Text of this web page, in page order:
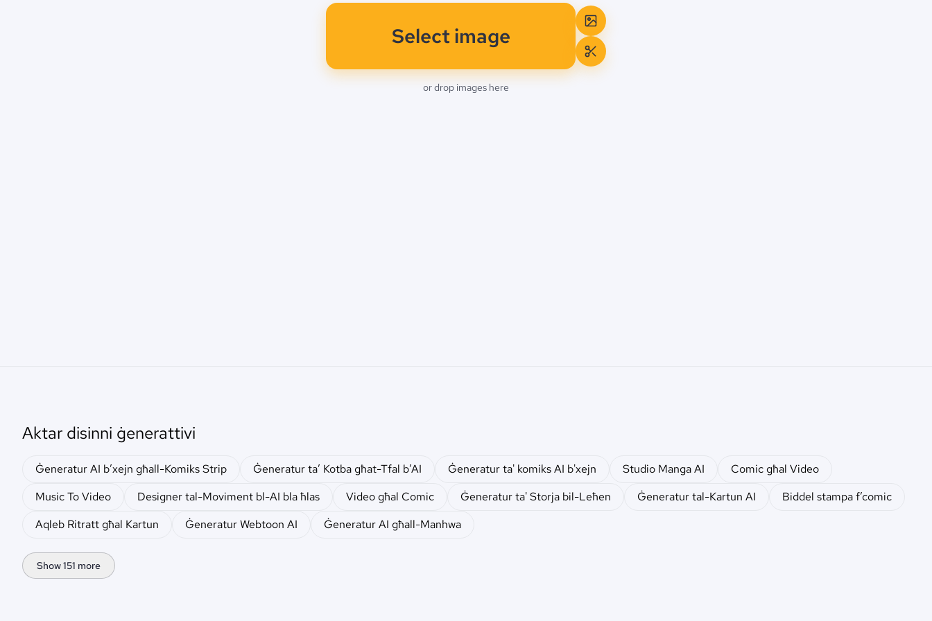
Select image
or drop images here
Aktar disinni ġenerattivi
Ġeneratur AI b’xejn għall-Komiks Strip Ġeneratur ta’ Kotba għat-Tfal b’AI Ġeneratur ta' komiks AI b'xejn Studio Manga AI
Comic għal Video
Music To Video
Designer tal-Moviment bl-AI bla ħlas Video għal Comic Ġeneratur ta' Storja bil-Leħen Ġeneratur tal-Kartun AI
Biddel stampa f’comic
Aqleb Ritratt għal Kartun
Ġeneratur Webtoon AI Ġeneratur AI għall-Manhwa
Show 151 more